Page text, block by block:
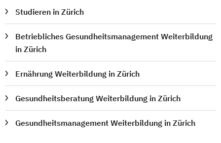
Studieren in Zürich
Betriebliches Gesundheitsmanagement Weiterbildung
in Zürich
Ernährung Weiterbildung in Zürich
Gesundheitsberatung Weiterbildung in Zürich
Gesundheitsmanagement Weiterbildung in Zürich